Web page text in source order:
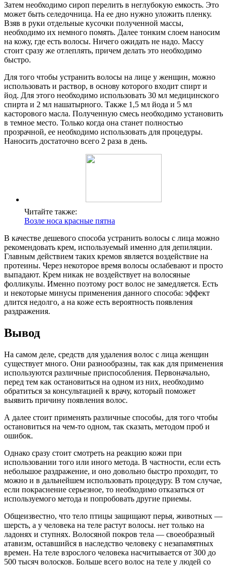
Затем необходимо сироп перелить в неглубокую емкость. Это
может быть селедочница. На ее дно нужно уложить пленку.
Взяв в руки отдельные кусочки полученной массы,
необходимо их немного помять. Далее тонким слоем наносим
на кожу, где есть волосы. Ничего ожидать не надо. Массу
стоит сразу же отлеплять, причем делать это необходимо
быстро.
Для того чтобы устранить волосы на лице у женщин, можно
использовать и раствор, в основу которого входит спирт и
йод. Для этого необходимо использовать 30 мл медицинского
спирта и 2 мл нашатырного. Также 1,5 мл йода и 5 мл
касторового масла. Полученную смесь необходимо установить
в темное место. Только когда она станет полностью
прозрачной, ее необходимо использовать для процедуры.
Наносить достаточно всего 2 раза в день.
Читайте также:
Возле носа красные пятна
В качестве дешевого способа устранить волосы с лица можно
рекомендовать крем, используемый именно для депиляции.
Главным действием таких кремов является воздействие на
протеины. Через некоторое время волосы ослабевают и просто
выпадают. Крем никак не воздействует на волосяные
фолликулы. Именно поэтому рост волос не замедляется. Есть
и некоторые минусы применения данного способа: эффект
длится недолго, а на коже есть вероятность появления
раздражения.
Вывод
На самом деле, средств для удаления волос с лица женщин
существует много. Они разнообразны, так как для применения
используются различные приспособления. Первоначально,
перед тем как остановиться на одном из них, необходимо
обратиться за консультацией к врачу, который поможет
выявить причину появления волос.
А далее стоит применять различные способы, для того чтобы
остановиться на чем-то одном, так сказать, методом проб и
ошибок.
Однако сразу стоит смотреть на реакцию кожи при
использовании того или иного метода. В частности, если есть
небольшое раздражение, и оно довольно быстро проходит, то
можно и в дальнейшем использовать процедуру. В том случае,
если покраснение серьезное, то необходимо отказаться от
используемого метода и попробовать другие приемы.
Общеизвестно, что тело птицы защищают перья, животных —
шерсть, а у человека на теле растут волосы. нет только на
ладонях и ступнях. Волосяной покров тела — своеобразный
атавизм, оставшийся в наследство человеку с незапамятных
времен. На теле взрослого человека насчитывается от 300 до
500 тысяч волосков. Больше всего волос на теле у людей со